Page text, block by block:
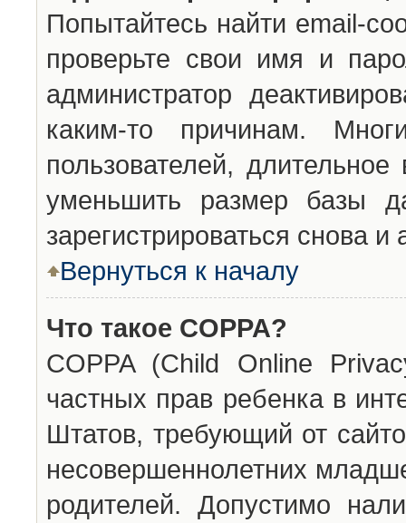
Попытайтесь найти email-
проверьте свои имя и
администратор
каким-то причинам.
пользователей,
уменьшить размер базы
зарегистрироваться снова и
Вернуться к началу
Что такое COPPA?
COPPA (Child Online
частных прав ребенка в
Штатов, требующий от
несовершеннолетних
родителей. Допустимо